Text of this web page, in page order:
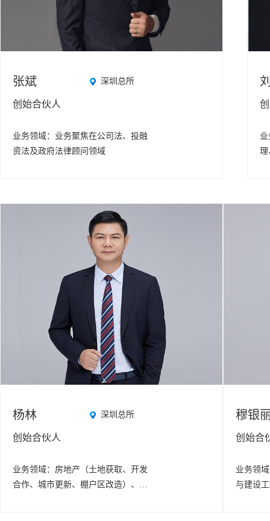
争议解决法律事务部
张斌 深圳总所
创始合伙人
业务领域： 业务聚焦在公司法、投融
资法及政府法律顾问领域
理
杨林 深圳总所
创始合伙人
业务领域： 房地产（土地获取、开发
合作、城市更新、棚户区改造）、建
穆银
创始合
业务领
与建设